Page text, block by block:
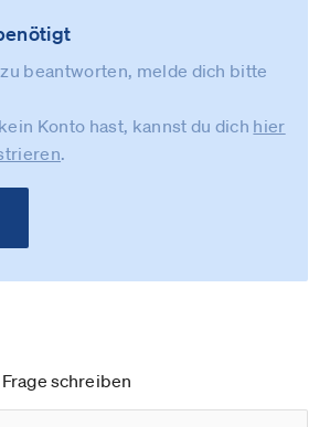
beantworten, melde dich bitte
Konto hast, kannst du dich hier
.
schreiben